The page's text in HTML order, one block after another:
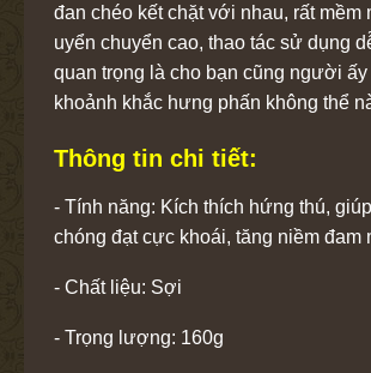
đan chéo kết chặt với nhau, rất mềm
uyển chuyển cao, thao tác sử dụng
quan trọng là cho bạn cũng người
khoảnh khắc hưng phấn không thể
Thông tin chi tiết:
- Tính năng: Kích thích hứng thú,
chóng đạt cực khoái, tăng niềm đam
- Chất liệu: Sợi
- Trọng lượng: 160g